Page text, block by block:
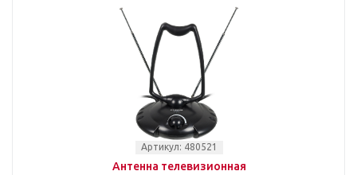
Артикул: 480521
Антенна телевизионная